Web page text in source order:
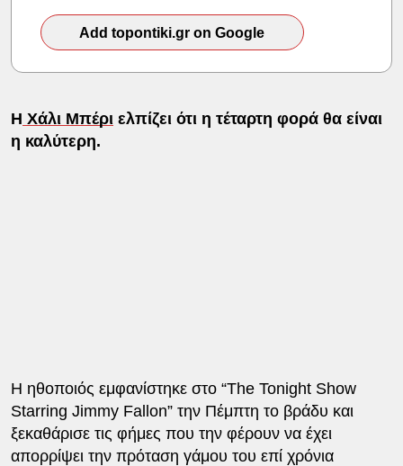
Add topontiki.gr on Google
Η Χάλι Μπέρι ελπίζει ότι η τέταρτη φορά θα είναι
η καλύτερη.
Η ηθοποιός εμφανίστηκε στο “The Tonight Show
Starring Jimmy Fallon” την Πέμπτη το βράδυ και
ξεκαθάρισε τις φήμες που την φέρουν να έχει
απορρίψει την πρόταση γάμου του επί χρόνια